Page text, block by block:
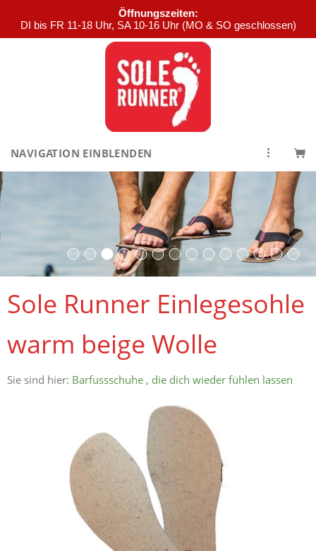
Öffnungszeiten:
DI bis FR 11-18 Uhr, SA 10-16 Uhr (MO & SO geschlossen)
NAVIGATION EINBLENDEN
Sole Runner Einlegesohle
warm beige Wolle
Sie sind hier: Barfussschuhe , die dich wieder fühlen lassen